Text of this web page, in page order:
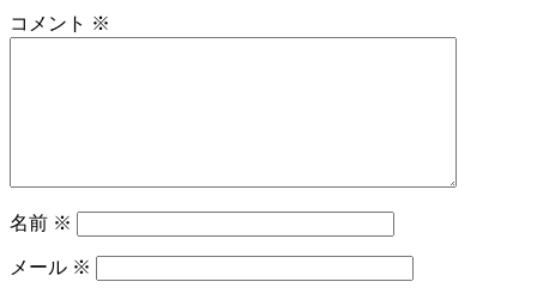
コメント ※
名前 ※
メール ※